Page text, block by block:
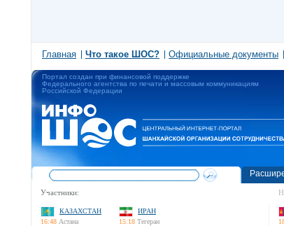
Главная Что такое ШОС? Официальные документы
Портал создан при финансовой поддержке
Федерального агентства по печати и массовым коммуникациям
Российской Федерации
Участники:
КАЗАХСТАН
16:48 Астана
ИРАН
15:18 Тегеран